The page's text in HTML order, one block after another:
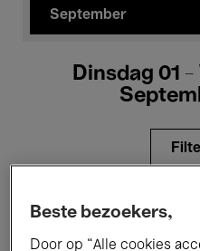
September
Dinsdag 01
Alle evenementen
Beste bezoekers,
Door op “Alle cookies